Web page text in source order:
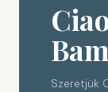
Szeretjük